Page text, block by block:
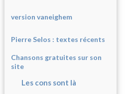
version vaneighem
Pierre Selos : textes récents
Chansons gratuites sur son
site
Les cons sont là